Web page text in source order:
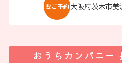
要ご予約 大阪府茨木市